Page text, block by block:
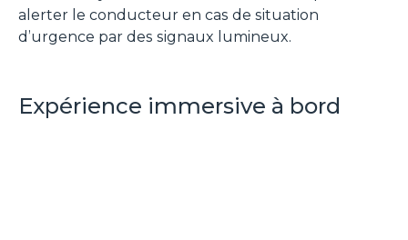
alerter le conducteur en cas de situation
d’urgence par des signaux lumineux.
Expérience immersive à bord